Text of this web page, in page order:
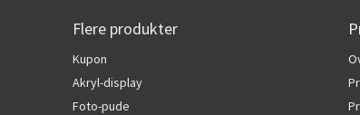
Flere produkter
Kupon
Akryl-display
Foto-pude